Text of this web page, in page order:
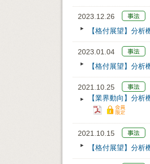
2023.12.26
【格付展望】分析
2023.01.04
【格付展望】分析
2021.10.25
【業界動向】分
2021.10.15
【格付展望】分析